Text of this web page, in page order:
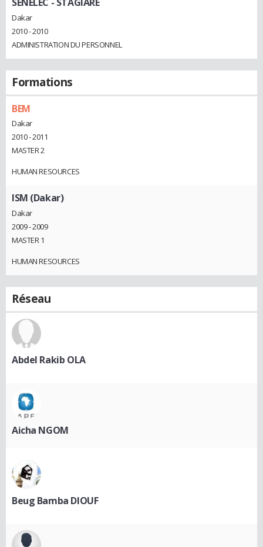
Dakar
2010 - 2010
ADMINISTRATION DU PERSONNEL
Formations
BEM
Dakar
2010 - 2011
MASTER 2
HUMAN RESOURCES
ISM (Dakar)
Dakar
2009 - 2009
MASTER 1
HUMAN RESOURCES
Réseau
Abdel Rakib OLA
Aicha NGOM
Beug Bamba DIOUF